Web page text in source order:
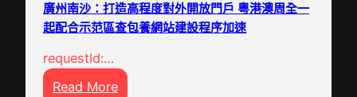
廣州南沙：打造高程度對外開放門戶 粵港澳周全一
起配合示范區查包養網站建設程序加速
requestId:…
Read More: